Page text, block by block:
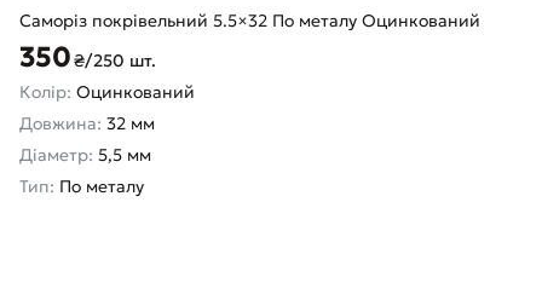
Саморіз покрівельний 5.5×32 По металу Оцинкований
350₴/250 шт.
Колір: Оцинкований
Довжина: 32 мм
Діаметр: 5,5 мм
Тип: По металу